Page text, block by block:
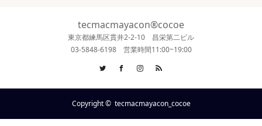
tecmacmayacon®cocoe
東京都練馬区貫井2-2-10 昌栄第二ビル
03-5848-6198 営業時間11:00~19:00
Twitter FacebookInstagram
Copyright © tecmacmayacon_cocoe